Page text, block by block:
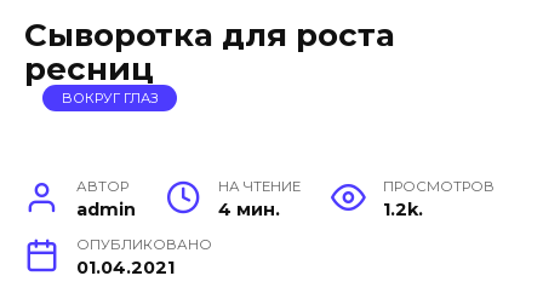
Сыворотка для роста
ресниц
ВОКРУГ ГЛАЗ
АВТОР
admin
НА ЧТЕНИЕ
4 мин.
ПРОСМОТРОВ
1.2k.
ОПУБЛИКОВАНО
01.04.2021